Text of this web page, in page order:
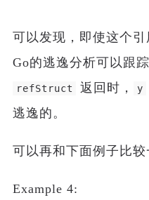
可以发现，即使这个引
Go的逃逸分析可以跟
refStruct 返回时， y
逃逸的。
可以再和下面例子比较
Example 4: